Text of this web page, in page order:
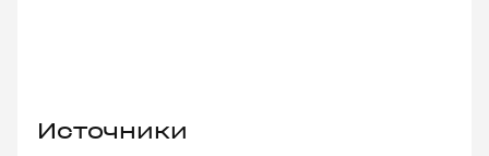
Источники